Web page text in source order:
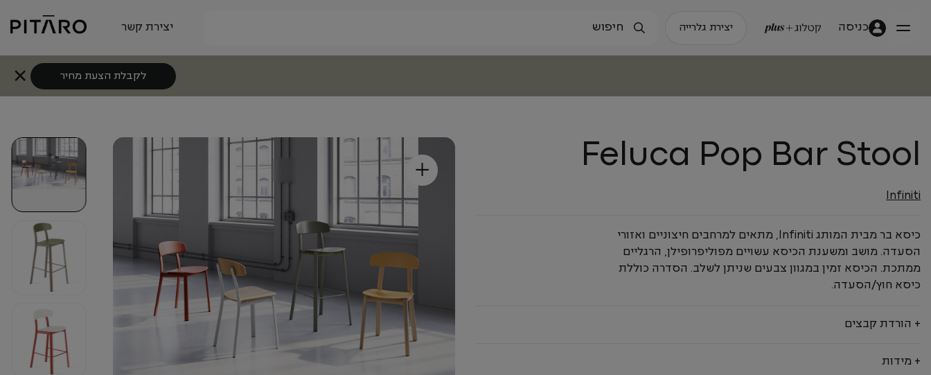
כניסה יצירת גלרייה יצירת קשר
לקבלת הצעת מחיר
+
+ Feluca Pop Bar Stool
Infiniti
כיסא בר מבית המותג Infiniti, מתאים למרחבים חיצוניים ואזורי
הסעדה. מושב ומשענת הכיסא עשויים מפוליפרופילן, הרגליים
ממתכת. הכיסא זמין במגוון צבעים שניתן לשלב. הסדרה כוללת
כיסא חוץ/הסעדה.
+ הורדת קבצים
+ מידות